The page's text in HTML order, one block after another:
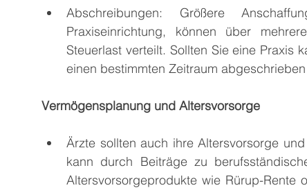
Abschreibungen: Größere
Praxiseinrichtung, können über
Steuerlast verteilt. Sollten Sie eine Praxis
einen bestimmten Zeitraum
Vermögensplanung und Altersvorsorge
Ärzte sollten auch ihre Altersvorsorge
kann durch Beiträge zu
Altersvorsorgeprodukte wie Rürup-Rente